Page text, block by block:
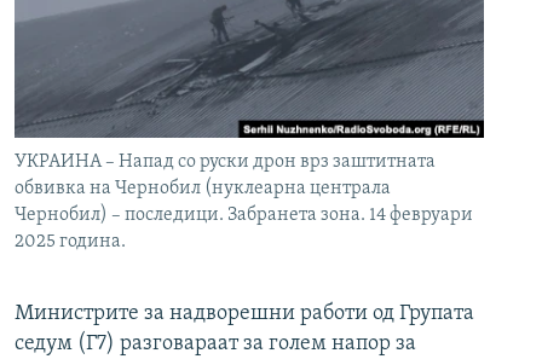
УКРАИНА – Напад со руски дрон врз заштитната
обвивка на Чернобил (нуклеарна централа
Чернобил) – последици. Забранета зона. 14 февруари
2025 година.
Министрите за надворешни работи од Групата
седум (Г7) разговараат за голем напор за